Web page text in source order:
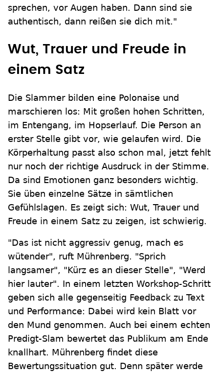
sprechen, vor Augen haben. Dann sind sie
authentisch, dann reißen sie dich mit."
Wut, Trauer und Freude in
einem Satz
Die Slammer bilden eine Polonaise und
marschieren los: Mit großen hohen Schritten,
im Entengang, im Hopserlauf. Die Person an
erster Stelle gibt vor, wie gelaufen wird. Die
Körperhaltung passt also schon mal, jetzt fehlt
nur noch der richtige Ausdruck in der Stimme.
Da sind Emotionen ganz besonders wichtig.
Sie üben einzelne Sätze in sämtlichen
Gefühlslagen. Es zeigt sich: Wut, Trauer und
Freude in einem Satz zu zeigen, ist schwierig.
"Das ist nicht aggressiv genug, mach es
wütender", ruft Mührenberg. "Sprich
langsamer", "Kürz es an dieser Stelle", "Werd
hier lauter". In einem letzten Workshop-Schritt
geben sich alle gegenseitig Feedback zu Text
und Performance: Dabei wird kein Blatt vor
den Mund genommen. Auch bei einem echten
Predigt-Slam bewertet das Publikum am Ende
knallhart. Mührenberg findet diese
Bewertungssituation gut. Denn später werde